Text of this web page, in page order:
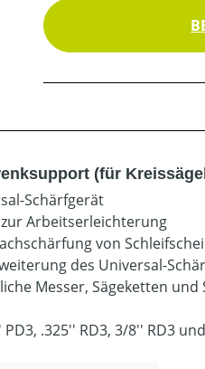
(für
Schärfgerät
Arbeitserleichterung
von
des Universal-
Messer, Sägeketten und
.325'' RD3, 3/8'' RD3